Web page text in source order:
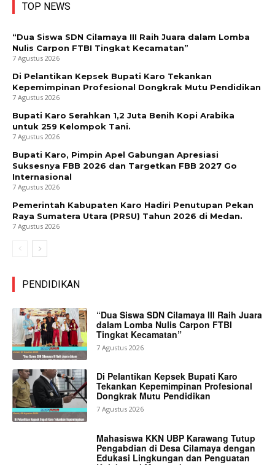
TOP NEWS
“Dua Siswa SDN Cilamaya III Raih Juara dalam Lomba
Nulis Carpon FTBI Tingkat Kecamatan”
7 Agustus 2026
Di Pelantikan Kepsek Bupati Karo Tekankan
Kepemimpinan Profesional Dongkrak Mutu Pendidikan
7 Agustus 2026
Bupati Karo Serahkan 1,2 Juta Benih Kopi Arabika
untuk 259 Kelompok Tani.
7 Agustus 2026
Bupati Karo, Pimpin Apel Gabungan Apresiasi
Suksesnya FBB 2026 dan Targetkan FBB 2027 Go
Internasional
7 Agustus 2026
Pemerintah Kabupaten Karo Hadiri Penutupan Pekan
Raya Sumatera Utara (PRSU) Tahun 2026 di Medan.
7 Agustus 2026
PENDIDIKAN
“Dua Siswa SDN Cilamaya III Raih Juara
dalam Lomba Nulis Carpon FTBI
Tingkat Kecamatan”
7 Agustus 2026
Di Pelantikan Kepsek Bupati Karo
Tekankan Kepemimpinan Profesional
Dongkrak Mutu Pendidikan
7 Agustus 2026
Mahasiswa KKN UBP Karawang Tutup
Pengabdian di Desa Cilamaya dengan
Edukasi Lingkungan dan Penguatan